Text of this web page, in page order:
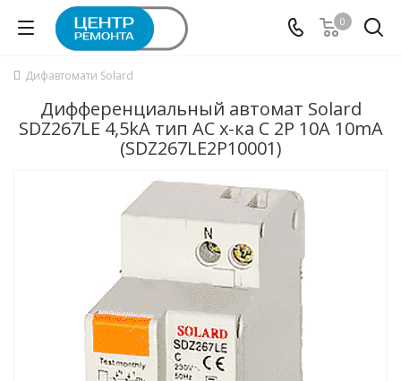
0
Дифавтомати Solard
Дифференциальный автомат Solard
SDZ267LE 4,5kA тип АС х-ка C 2P 10А 10mA
(SDZ267LE2P10001)